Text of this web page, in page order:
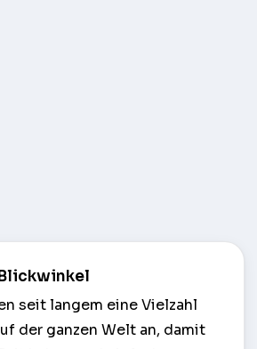
seit langem eine Vielzahl
der ganzen Welt an, damit